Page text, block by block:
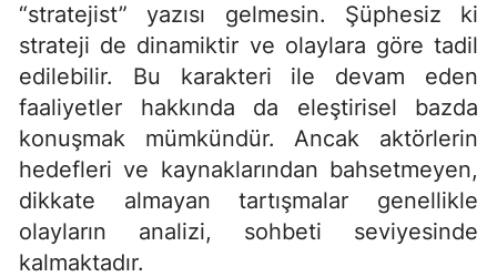
“stratejist” yazısı gelmesin. Şüphesiz ki
strateji de dinamiktir ve olaylara göre tadil
edilebilir. Bu karakteri ile devam eden
faaliyetler hakkında da eleştirisel bazda
konuşmak mümkündür. Ancak aktörlerin
hedefleri ve kaynaklarından bahsetmeyen,
dikkate almayan tartışmalar genellikle
olayların analizi, sohbeti seviyesinde
kalmaktadır.